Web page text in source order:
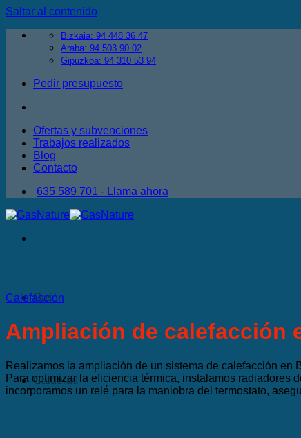
Saltar al contenido
Bizkaia: 94 448 36 47
Araba: 94 503 90 02
Gipuzkoa: 94 310 53 94
Pedir presupuesto
Ofertas y subvenciones
Trabajos realizados
Blog
Contacto
635 589 701 - Llama ahora
Gas
Calderas
Calefacción
Ampliación de calefacción
Realizamos la ampliación de un sistema de calefacción
Para optimizar la eficiencia térmica, instalamos radiadores
incorporamos un relé para la maniobra del termostato,